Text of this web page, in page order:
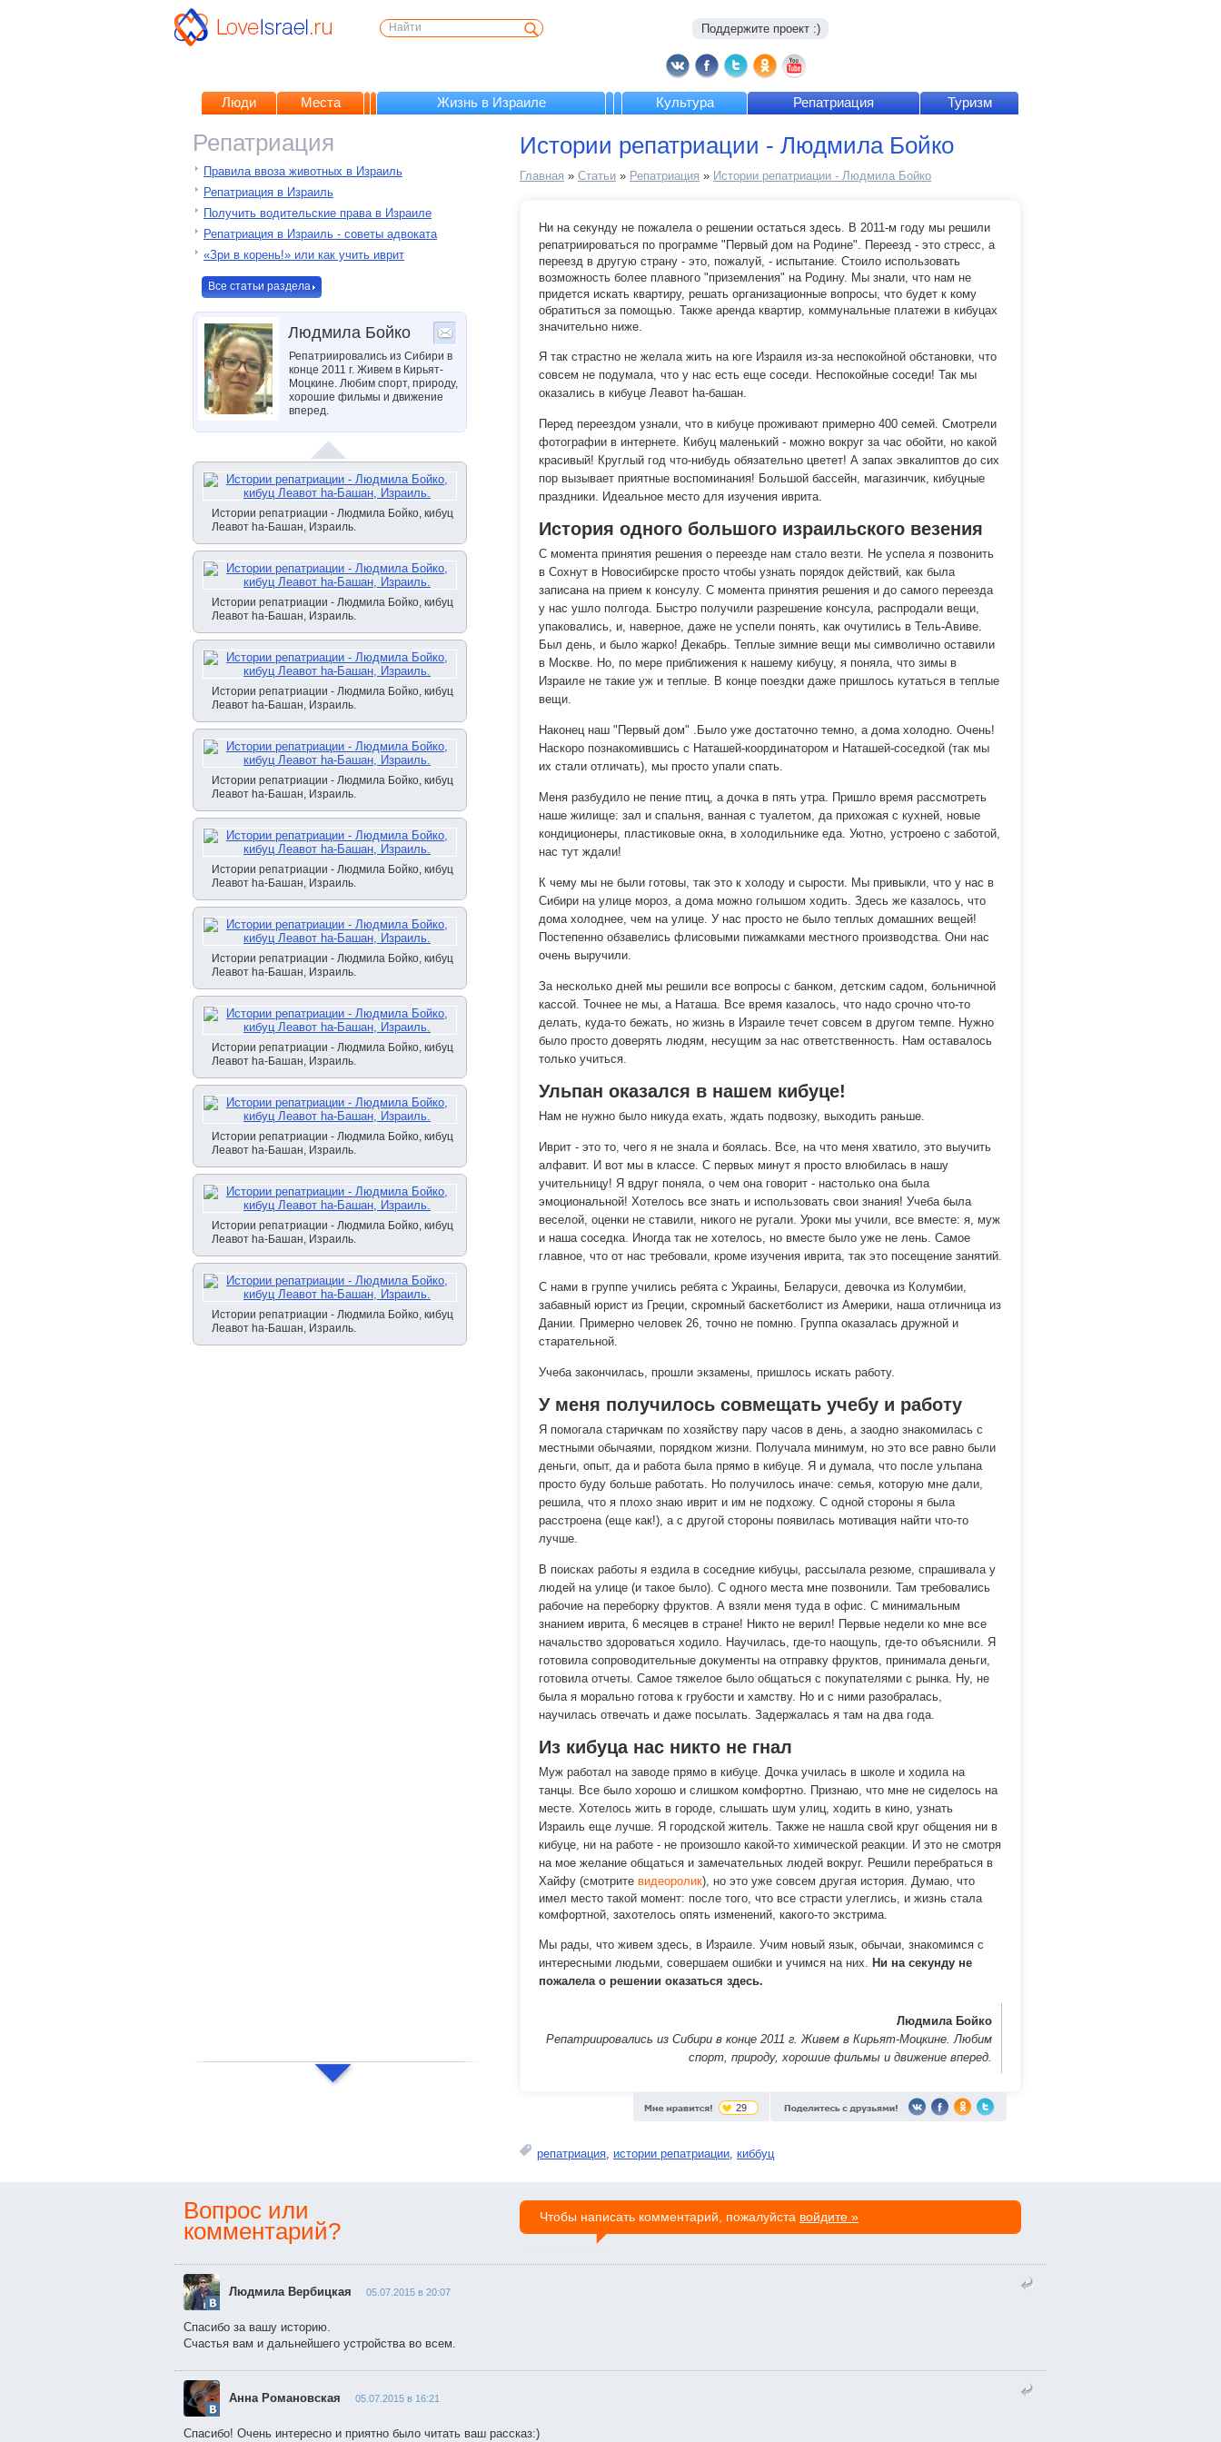
Поддержите проект :)
Люди Места Жизнь в Израиле Культура Репатриация Туризм
Репатриация
Правила ввоза животных в Израиль
Репатриация в Израиль
Получить водительские права в Израиле
Репатриация в Израиль - советы адвоката
«Зри в корень!» или как учить иврит
Все статьи раздела
Людмила Бойко
Репатриировались из Сибири в
конце 2011 г. Живем в Кирьят-
Моцкине. Любим спорт, природу,
хорошие фильмы и движение
вперед.
Истории репатриации - Людмила Бойко, кибуц
Леавот hа-Башан, Израиль.
Истории репатриации - Людмила Бойко, кибуц
Леавот hа-Башан, Израиль.
Истории репатриации - Людмила Бойко, кибуц
Леавот hа-Башан, Израиль.
Истории репатриации - Людмила Бойко, кибуц
Леавот hа-Башан, Израиль.
Истории репатриации - Людмила Бойко, кибуц
Леавот hа-Башан, Израиль.
Истории репатриации - Людмила Бойко, кибуц
Леавот hа-Башан, Израиль.
Истории репатриации - Людмила Бойко, кибуц
Леавот hа-Башан, Израиль.
Истории репатриации - Людмила Бойко, кибуц
Леавот hа-Башан, Израиль.
Истории репатриации - Людмила Бойко, кибуц
Леавот hа-Башан, Израиль.
Истории репатриации - Людмила Бойко, кибуц
Леавот hа-Башан, Израиль.
Истории репатриации - Людмила Бойко
Главная » Статьи » Репатриация » Истории репатриации - Людмила Бойко
Ни на секунду не пожалела о решении остаться здесь. В 2011-м году мы решили
репатриироваться по программе "Первый дом на Родине". Переезд - это стресс, а
переезд в другую страну - это, пожалуй, - испытание. Стоило использовать
возможность более плавного "приземления" на Родину. Мы знали, что нам не
придется искать квартиру, решать организационные вопросы, что будет к кому
обратиться за помощью. Также аренда квартир, коммунальные платежи в кибуцах
значительно ниже.
Я так страстно не желала жить на юге Израиля из-за неспокойной обстановки, что
совсем не подумала, что у нас есть еще соседи. Неспокойные соседи! Так мы
оказались в кибуце Леавот hа-башан.
Перед переездом узнали, что в кибуце проживают примерно 400 семей. Смотрели
фотографии в интернете. Кибуц маленький - можно вокруг за час обойти, но какой
красивый! Круглый год что-нибудь обязательно цветет! А запах эвкалиптов до сих
пор вызывает приятные воспоминания! Большой бассейн, магазинчик, кибуцные
праздники. Идеальное место для изучения иврита.
История одного большого израильского везения
С момента принятия решения о переезде нам стало везти. Не успела я позвонить
в Сохнут в Новосибирске просто чтобы узнать порядок действий, как была
записана на прием к консулу. С момента принятия решения и до самого переезда
у нас ушло полгода. Быстро получили разрешение консула, распродали вещи,
упаковались, и, наверное, даже не успели понять, как очутились в Тель-Авиве.
Был день, и было жарко! Декабрь. Теплые зимние вещи мы символично оставили
в Москве. Но, по мере приближения к нашему кибуцу, я поняла, что зимы в
Израиле не такие уж и теплые. В конце поездки даже пришлось кутаться в теплые
вещи.
Наконец наш "Первый дом" .Было уже достаточно темно, а дома холодно. Очень!
Наскоро познакомившись с Наташей-координатором и Наташей-соседкой (так мы
их стали отличать), мы просто упали спать.
Меня разбудило не пение птиц, а дочка в пять утра. Пришло время рассмотреть
наше жилище: зал и спальня, ванная с туалетом, да прихожая с кухней, новые
кондиционеры, пластиковые окна, в холодильнике еда. Уютно, устроено с заботой,
нас тут ждали!
К чему мы не были готовы, так это к холоду и сырости. Мы привыкли, что у нас в
Сибири на улице мороз, а дома можно голышом ходить. Здесь же казалось, что
дома холоднее, чем на улице. У нас просто не было теплых домашних вещей!
Постепенно обзавелись флисовыми пижамками местного производства. Они нас
очень выручили.
За несколько дней мы решили все вопросы с банком, детским садом, больничной
кассой. Точнее не мы, а Наташа. Все время казалось, что надо срочно что-то
делать, куда-то бежать, но жизнь в Израиле течет совсем в другом темпе. Нужно
было просто доверять людям, несущим за нас ответственность. Нам оставалось
только учиться.
Ульпан оказался в нашем кибуце!
Нам не нужно было никуда ехать, ждать подвозку, выходить раньше.
Иврит - это то, чего я не знала и боялась. Все, на что меня хватило, это выучить
алфавит. И вот мы в классе. С первых минут я просто влюбилась в нашу
учительницу! Я вдруг поняла, о чем она говорит - настолько она была
эмоциональной! Хотелось все знать и использовать свои знания! Учеба была
веселой, оценки не ставили, никого не ругали. Уроки мы учили, все вместе: я, муж
и наша соседка. Иногда так не хотелось, но вместе было уже не лень. Самое
главное, что от нас требовали, кроме изучения иврита, так это посещение занятий.
С нами в группе учились ребята с Украины, Беларуси, девочка из Колумбии,
забавный юрист из Греции, скромный баскетболист из Америки, наша отличница из
Дании. Примерно человек 26, точно не помню. Группа оказалась дружной и
старательной.
Учеба закончилась, прошли экзамены, пришлось искать работу.
У меня получилось совмещать учебу и работу
Я помогала старичкам по хозяйству пару часов в день, а заодно знакомилась с
местными обычаями, порядком жизни. Получала минимум, но это все равно были
деньги, опыт, да и работа была прямо в кибуце. Я и думала, что после ульпана
просто буду больше работать. Но получилось иначе: семья, которую мне дали,
решила, что я плохо знаю иврит и им не подхожу. С одной стороны я была
расстроена (еще как!), а с другой стороны появилась мотивация найти что-то
лучше.
В поисках работы я ездила в соседние кибуцы, рассылала резюме, спрашивала у
людей на улице (и такое было). С одного места мне позвонили. Там требовались
рабочие на переборку фруктов. А взяли меня туда в офис. С минимальным
знанием иврита, 6 месяцев в стране! Никто не верил! Первые недели ко мне все
начальство здороваться ходило. Научилась, где-то наощупь, где-то объяснили. Я
готовила сопроводительные документы на отправку фруктов, принимала деньги,
готовила отчеты. Самое тяжелое было общаться с покупателями с рынка. Ну, не
была я морально готова к грубости и хамству. Но и с ними разобралась,
научилась отвечать и даже посылать. Задержалась я там на два года.
Из кибуца нас никто не гнал
Муж работал на заводе прямо в кибуце. Дочка училась в школе и ходила на
танцы. Все было хорошо и слишком комфортно. Признаю, что мне не сиделось на
месте. Хотелось жить в городе, слышать шум улиц, ходить в кино, узнать
Израиль еще лучше. Я городской житель. Также не нашла свой круг общения ни в
кибуце, ни на работе - не произошло какой-то химической реакции. И это не смотря
на мое желание общаться и замечательных людей вокруг. Решили перебраться в
Хайфу (смотрите видеоролик), но это уже совсем другая история. Думаю, что
имел место такой момент: после того, что все страсти улеглись, и жизнь стала
комфортной, захотелось опять изменений, какого-то экстрима.
Мы рады, что живем здесь, в Израиле. Учим новый язык, обычаи, знакомимся с
интересными людьми, совершаем ошибки и учимся на них. Ни на секунду не
пожалела о решении оказаться здесь.
Людмила Бойко
Репатриировались из Сибири в конце 2011 г. Живем в Кирьят-Моцкине. Любим
спорт, природу, хорошие фильмы и движение вперед.
29
репатриация, истории репатриации, киббуц
Вопрос или
комментарий?
Чтобы написать комментарий, пожалуйста войдите »
Людмила Вербицкая 05.07.2015 в 20:07
Спасибо за вашу историю.
Счастья вам и дальнейшего устройства во всем.
Анна Романовская 05.07.2015 в 16:21
Спасибо! Очень интересно и приятно было читать ваш рассказ:)